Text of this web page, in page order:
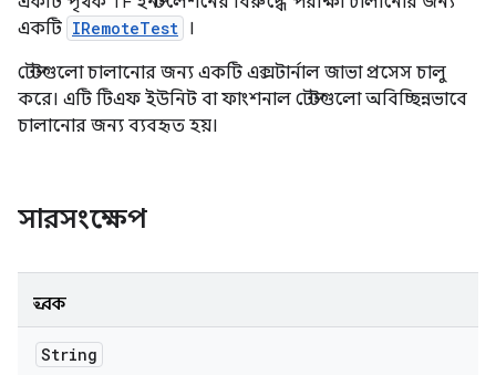
একটি IRemoteTest ।
টেস্টগুলো চালানোর জন্য একটি এক্সটার্নাল জাভা প্রসেস চালু
করে। এটি টিএফ ইউনিট বা ফাংশনাল টেস্টগুলো অবিচ্ছিন্নভাবে
চালানোর জন্য ব্যবহৃত হয়।
সারসংক্ষেপ
ধ্রুবক
String